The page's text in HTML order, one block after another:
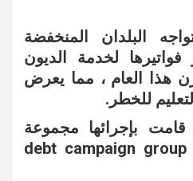
البلدان المنخفضة
فواتيرها لخدمة الديون
هذا العام ، مما يعرض
للخطر.
بإجرائها مجموعة
حملة العدالة للديون debt campaign group